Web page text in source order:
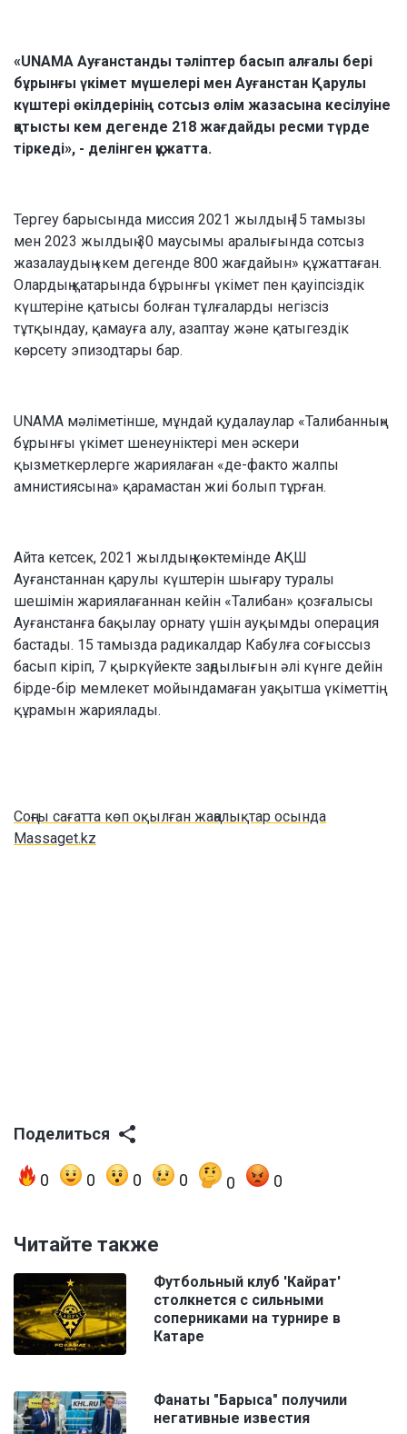
«UNAMA Ауғанстанды тәліптер басып алғалы бері
бұрынғы үкімет мүшелері мен Ауғанстан Қарулы
күштері өкілдерінің сотсыз өлім жазасына кесілуіне
қатысты кем дегенде 218 жағдайды ресми түрде
тіркеді», - делінген құжатта.
Тергеу барысында миссия 2021 жылдың 15 тамызы
мен 2023 жылдың 30 маусымы аралығында сотсыз
жазалаудың «кем дегенде 800 жағдайын» ​​құжаттаған.
Олардың қатарында бұрынғы үкімет пен қауіпсіздік
күштеріне қатысы болған тұлғаларды негізсіз
тұтқындау, қамауға алу, азаптау және қатыгездік
көрсету эпизодтары бар.
UNAMA мәліметінше, мұндай қудалаулар «Талибанның»
бұрынғы үкімет шенеуніктері мен әскери
қызметкерлерге жариялаған «де-факто жалпы
амнистиясына» қарамастан жиі болып тұрған.
Айта кетсек, 2021 жылдың көктемінде АҚШ
Ауғанстаннан қарулы күштерін шығару туралы
шешімін жариялағаннан кейін «Талибан» қозғалысы
Ауғанстанға бақылау орнату үшін ауқымды операция
бастады. 15 тамызда радикалдар Кабулға соғыссыз
басып кіріп, 7 қыркүйекте заңдылығын әлі күнге дейін
бірде-бір мемлекет мойындамаған уақытша үкіметтің
құрамын жариялады.
Соңғы сағатта көп оқылған жаңалықтар осында
Massaget.kz
Поделиться
0 0 0 0 0 0
Читайте также
Футбольный клуб 'Кайрат'
столкнется с сильными
соперниками на турнире в
Катаре
Фанаты "Барыса" получили
негативные известия